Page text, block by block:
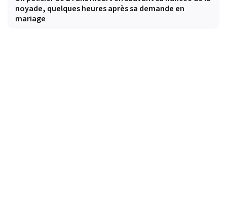
noyade, quelques heures après sa demande en
mariage